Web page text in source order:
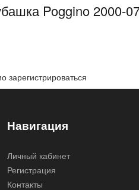
Poggino 2000-
зарегистрироваться
Навигация
Личный кабинет
Регистрация
Контакты